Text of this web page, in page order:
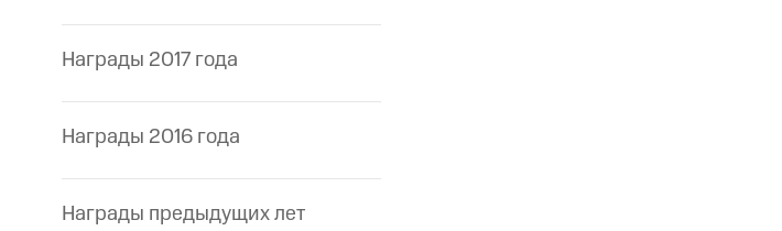
Награды 2017 года
Награды 2016 года
Награды предыдущих лет